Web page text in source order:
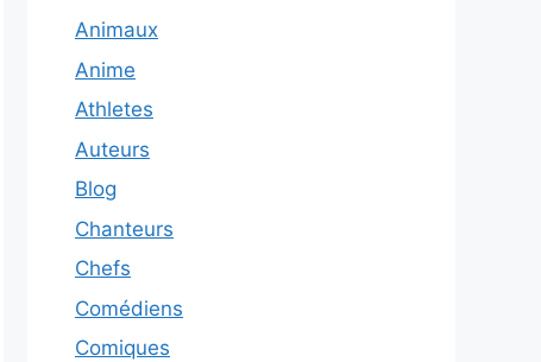
Animaux
Anime
Athletes
Auteurs
Blog
Chanteurs
Chefs
Comédiens
Comiques